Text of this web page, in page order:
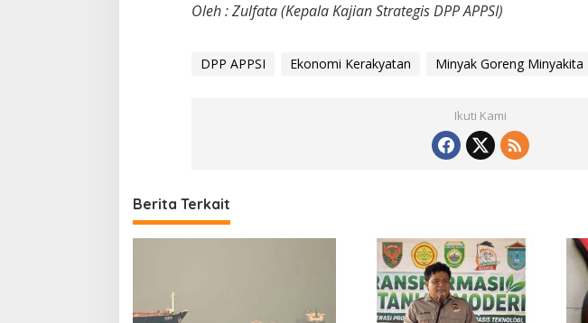
Oleh : Zulfata (Kepala Kajian Strategis DPP APPSI)
DPP APPSI Ekonomi Kerakyatan Minyak Goreng Minyakita
Ikuti Kami
Berita Terkait